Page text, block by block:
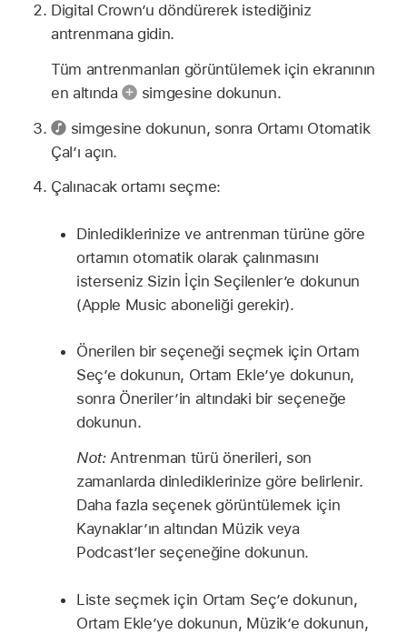
Digital Crown’u döndürerek istediğiniz
antrenmana gidin.
Tüm antrenmanları görüntülemek için ekranının
en altında
simgesine dokunun.
simgesine dokunun, sonra Ortamı Otomatik
Çal’ı açın.
Çalınacak ortamı seçme:
Dinlediklerinize ve antrenman türüne göre
ortamın otomatik olarak çalınmasını
isterseniz Sizin İçin Seçilenler’e dokunun
(Apple Music aboneliği gerekir).
Önerilen bir seçeneği seçmek için Ortam
Seç’e dokunun, Ortam Ekle’ye dokunun,
sonra Öneriler’in altındaki bir seçeneğe
dokunun.
Not:Antrenman türü önerileri, son
zamanlarda dinlediklerinize göre belirlenir.
Daha fazla seçenek görüntülemek için
Kaynaklar’ın altından Müzik veya
Podcast’ler seçeneğine dokunun.
Liste seçmek için Ortam Seç’e dokunun,
Ortam Ekle’ye dokunun, Müzik’e dokunun,